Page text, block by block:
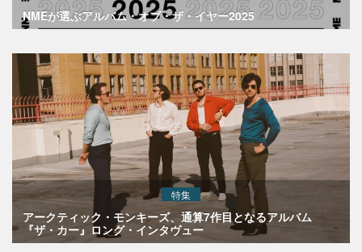
NMEが選ぶアルバム・オブ・ザ・イヤー2025
特集
アークティック・モンキーズ、通算7作目となるアルバム
『ザ・カー』ロング・インタヴュー